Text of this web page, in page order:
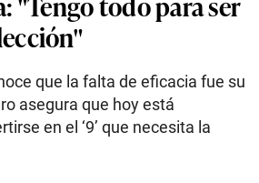
que la falta de eficacia fue su
asegura que hoy está
en el ‘9’ que necesita la